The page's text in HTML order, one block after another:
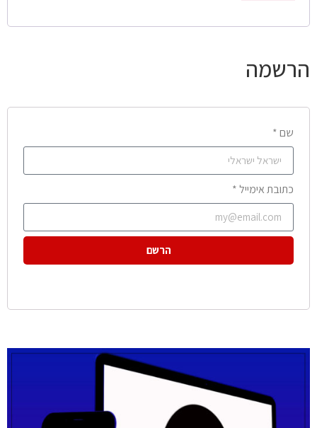
הרשמה
שם *
כתובת אימייל *
הרשם